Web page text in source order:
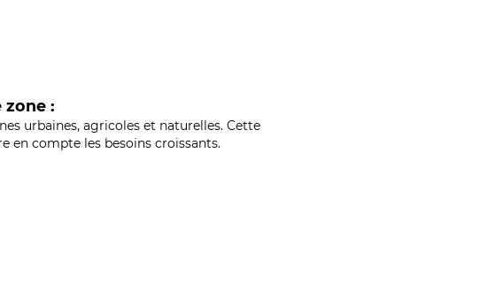
zone :
urbaines, agricoles et naturelles. Cette
compte les besoins croissants.